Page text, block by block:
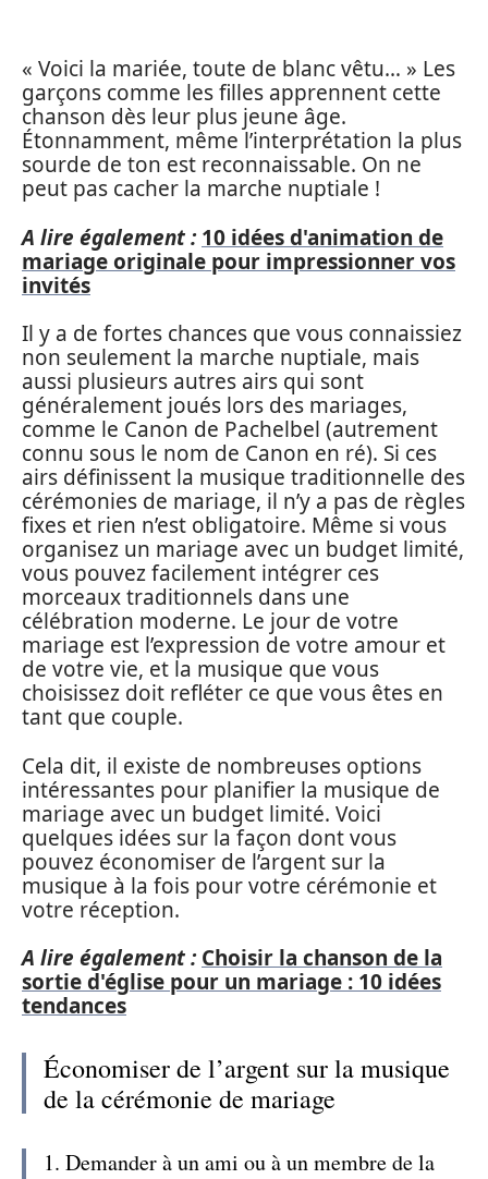
« Voici la mariée, toute de blanc vêtu… » Les
garçons comme les filles apprennent cette
chanson dès leur plus jeune âge.
Étonnamment, même l’interprétation la plus
sourde de ton est reconnaissable. On ne
peut pas cacher la marche nuptiale !
A lire également : 10 idées d'animation de
mariage originale pour impressionner vos
invités
Il y a de fortes chances que vous connaissiez
non seulement la marche nuptiale, mais
aussi plusieurs autres airs qui sont
généralement joués lors des mariages,
comme le Canon de Pachelbel (autrement
connu sous le nom de Canon en ré). Si ces
airs définissent la musique traditionnelle des
cérémonies de mariage, il n’y a pas de règles
fixes et rien n’est obligatoire. Même si vous
organisez un mariage avec un budget limité,
vous pouvez facilement intégrer ces
morceaux traditionnels dans une
célébration moderne. Le jour de votre
mariage est l’expression de votre amour et
de votre vie, et la musique que vous
choisissez doit refléter ce que vous êtes en
tant que couple.
Cela dit, il existe de nombreuses options
intéressantes pour planifier la musique de
mariage avec un budget limité. Voici
quelques idées sur la façon dont vous
pouvez économiser de l’argent sur la
musique à la fois pour votre cérémonie et
votre réception.
A lire également : Choisir la chanson de la
sortie d'église pour un mariage : 10 idées
tendances
Économiser de l’argent sur la musique
de la cérémonie de mariage
1. Demander à un ami ou à un membre de la